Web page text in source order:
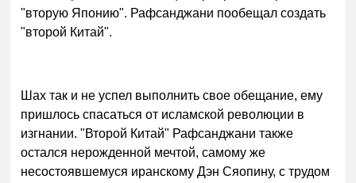
"вторую Японию". Рафсанджани пообещал создать
"второй Китай".
Шах так и не успел выполнить свое обещание, ему
пришлось спасаться от исламской революции в
изгнании. "Второй Китай" Рафсанджани также
остался нерожденной мечтой, самому же
несостоявшемуся иранскому Дэн Сяопину, с трудом